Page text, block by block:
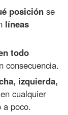
posición se
líneas
todo
consecuencia.
izquierda,
en cualquier
a poco.